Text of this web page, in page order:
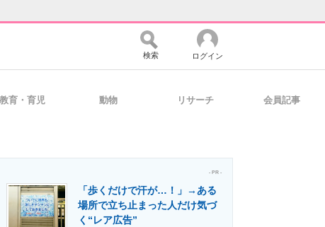
コミュニティ マーケ×ITの今がよく分かる
検索 ログイン
教育・育児 動物 リサーチ 会員記事
- PR -
「歩くだけで汗が…！」→ある
場所で立ち止まった人だけ気づ
く“レア広告”